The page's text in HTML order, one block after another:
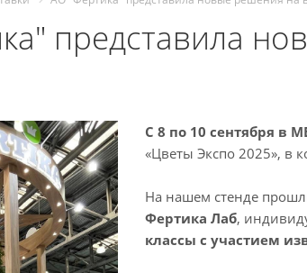
представила
С 8 по 10 сентября в
«Цветы Экспо 2025», в
На нашем стенде
Фертика Лаб,
классы с участием